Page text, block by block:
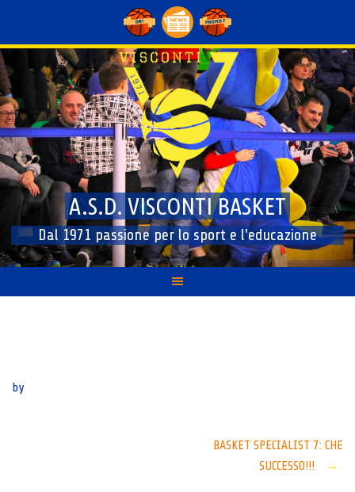
content
A.S.D. VISCONTI BASKET
Dal 1971 passione per lo sport e l'educazione
by
BASKET SPECIALIST 7: CHE
SUCCESSO!!!
→